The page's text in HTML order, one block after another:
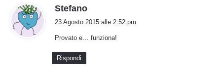
Stefano
a
e
23 Agosto 2015 alle 2:52 pm
Provato e… funziona!
Rispondi